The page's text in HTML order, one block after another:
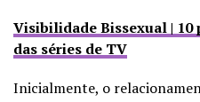
Visibilidade Bissexual | 10
das séries de TV
Inicialmente, o